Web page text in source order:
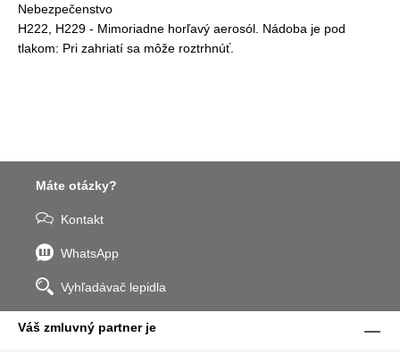
Nebezpečenstvo
H222, H229 - Mimoriadne horľavý aerosól. Nádoba je pod
tlakom: Pri zahriatí sa môže roztrhnúť.
Máte otázky?
Kontakt
WhatsApp
Vyhľadávač lepidla
Váš zmluvný partner je